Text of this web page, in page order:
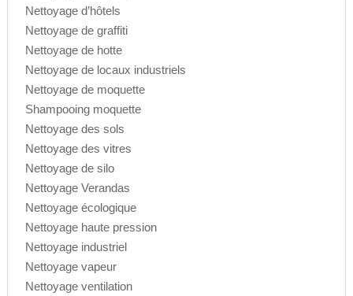
Nettoyage d’hôtels
Nettoyage de graffiti
Nettoyage de hotte
Nettoyage de locaux industriels
Nettoyage de moquette
Shampooing moquette
Nettoyage des sols
Nettoyage des vitres
Nettoyage de silo
Nettoyage Verandas
Nettoyage écologique
Nettoyage haute pression
Nettoyage industriel
Nettoyage vapeur
Nettoyage ventilation